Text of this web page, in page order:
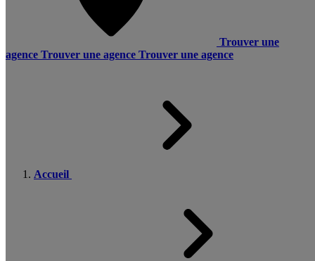
Trouver une
agence Trouver une agence Trouver une agence
Accueil